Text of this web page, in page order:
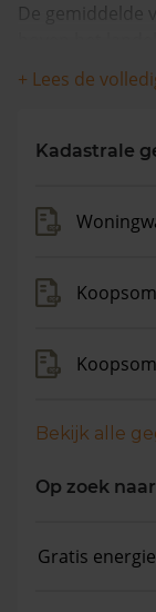
De gemiddelde
De gemiddelde
de gemiddelde
+ Lees de
Kadastrale
Bekijk alle
Op zoek
Gratis